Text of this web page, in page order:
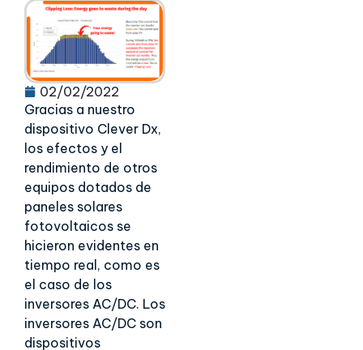
02/02/2022
Gracias a nuestro
dispositivo Clever Dx,
los efectos y el
rendimiento de otros
equipos dotados de
paneles solares
fotovoltaicos se
hicieron evidentes en
tiempo real, como es
el caso de los
inversores AC/DC. Los
inversores AC/DC son
dispositivos